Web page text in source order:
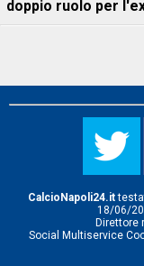
doppio ruolo per
CalcioNapoli24.it
18/06/
Direttore
Social Multiservice